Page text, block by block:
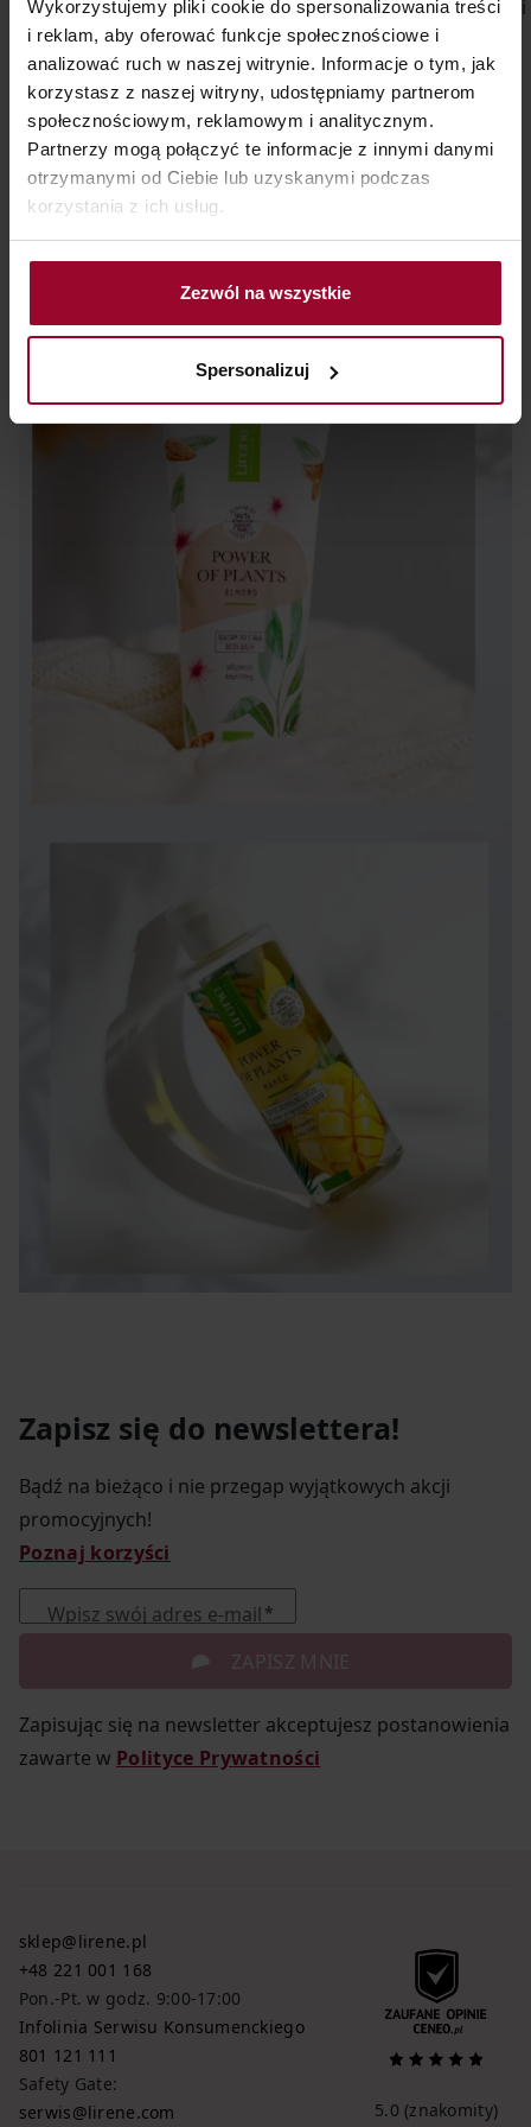
Wykorzystujemy pliki cookie do spersonalizowania treści
i reklam, aby oferować funkcje społecznościowe i
analizować ruch w naszej witrynie. Informacje o tym, jak
korzystasz z naszej witryny, udostępniamy partnerom
społecznościowym, reklamowym i analitycznym.
Partnerzy mogą połączyć te informacje z innymi danymi
otrzymanymi od Ciebie lub uzyskanymi podczas
korzystania z ich usług.
Zezwól na wszystkie
Spersonalizuj
Naturalne
składniki
roślinne mają
niezwykłą moc i
bardzo
skutecznie mogą
wspomóc
młodszej cerze.
Piękne zadbane
stopy w lekkich
sandałkach to
marzenie wielu
kobiet,
szczególnie gdy
wielkimi krokami
zbliża się wiosna
Jak pozbyć
cellulitu? To
pytanie
z nas, gdy
przed
Przejdź do bloga
Inspirujemy Cię każdego dnia
OBSERWUJ NAS
Dołącz do społeczności marki Lirene
Zapisz się do newslettera!
Bądź na bieżąco i nie przegap wyjątkowych akcji
promocyjnych!
Poznaj korzyści
Wpisz swój adres e-mail
ZAPISZ MNIE
Zapisując się na newsletter akceptujesz postanowienia
zawarte w Polityce Prywatności
sklep@lirene.pl
+48 221 001 168
Pon.-Pt. w godz. 9:00-17:00
Infolinia Serwisu Konsumenckiego
801 121 111
Safety Gate:
serwis@lirene.com
5.0 (znakomity)